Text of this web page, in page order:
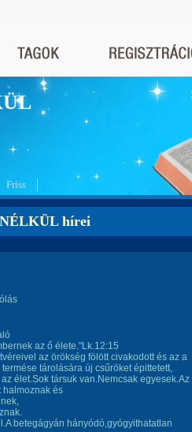
Friss
hírei
az ő élete."Lk.12:15
az örökség fölött civakodott és az a
tárolására új csűröket épittetett,
élet.Sok társuk van.Nemcsak egyesek.Az
halmoznak és
betegágyán hányódó,gyógyithatatlan